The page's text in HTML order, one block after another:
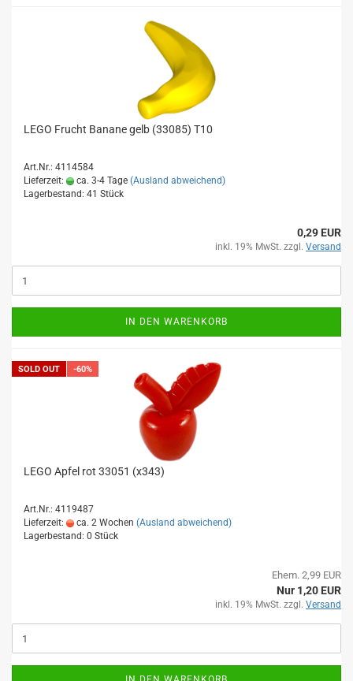
LEGO Frucht Banane gelb (33085) T10
Art.Nr.: 4114584
Lieferzeit:
ca. 3-4 Tage (Ausland abweichend)
Lagerbestand: 41 Stück
0,29 EUR
inkl. 19% MwSt. zzgl. Versand
IN DEN WARENKORB
SOLD OUT -60%
LEGO Apfel rot 33051 (x343)
Art.Nr.: 4119487
Lieferzeit:
ca. 2 Wochen (Ausland abweichend)
Lagerbestand: 0 Stück
Ehem. 2,99 EUR
Nur 1,20 EUR
inkl. 19% MwSt. zzgl. Versand